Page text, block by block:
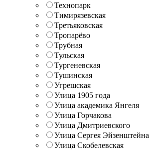
Технопарк
Тимирязевская
Третьяковская
Тропарёво
Трубная
Тульская
Тургеневская
Тушинская
Угрешская
Улица 1905 года
Улица академика Янгеля
Улица Горчакова
Улица Дмитриевского
Улица Сергея Эйзенштейна
Улица Скобелевская